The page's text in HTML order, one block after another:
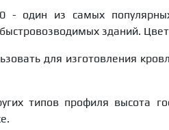
- один из самых
зданий.
для изготовления
типов профиля высота